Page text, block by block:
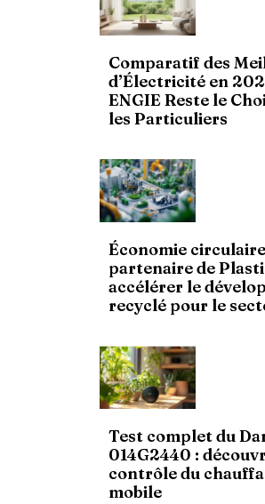
Comparatif des
d’Électricité en
ENGIE Reste le
les Particuliers
Économie
partenaire de
accélérer le
recyclé pour le
Test complet du
014G2440 :
contrôle du
mobile